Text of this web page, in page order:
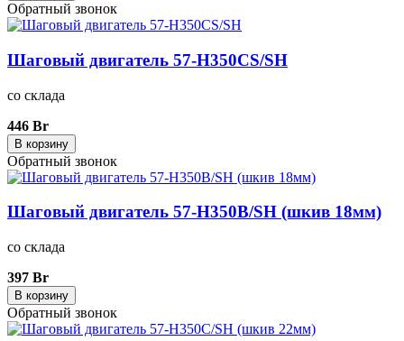
Обратный звонок
Шаговый двигатель 57-H350CS/SH
со склада
446 Br
В корзину
Обратный звонок
Шаговый двигатель 57-H350B/SH (шкив 18мм)
со склада
397 Br
В корзину
Обратный звонок